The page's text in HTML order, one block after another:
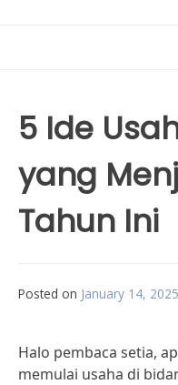
5 Ide
yang
Tahun Ini
Posted on January 14, 2025
Halo pembaca setia,
memulai usaha di